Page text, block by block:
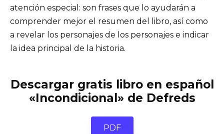
atención especial: son frases que lo ayudarán a
comprender mejor el resumen del libro, así como
a revelar los personajes de los personajes e indicar
la idea principal de la historia.
Descargar gratis libro en español
«Incondicional» de Defreds
PDF